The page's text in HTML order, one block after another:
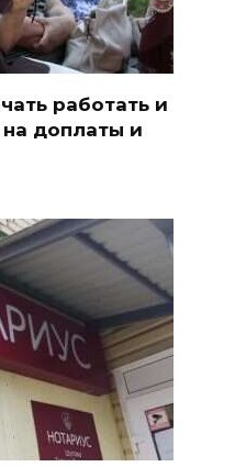
работать и
на доплаты и